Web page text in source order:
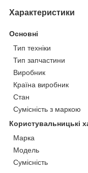
Характеристики
Основні
Тип техніки
Тип запчастини
Виробник
Країна виробник
Стан
Сумісність з маркою
Користувальницькі
Марка
Модель
Сумісність